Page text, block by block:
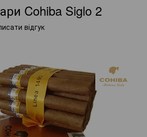
Cohiba Siglo 2
відгук